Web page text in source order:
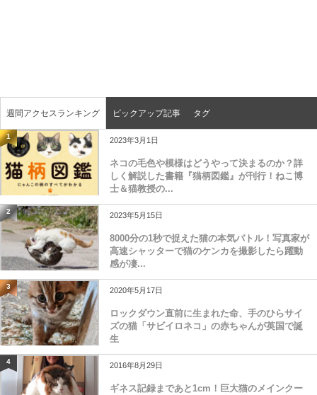
週間アクセスランキング ピックアップ記事 タグ
1 2023年3月1日
ネコの毛色や模様はどうやって決まるのか？詳
しく解説した書籍『猫柄図鑑』が刊行！ねこ博
士＆猫教授の...
2 2023年5月15日
8000分の1秒で捉えた猫の本気バトル！写真家が
高速シャッターで猫のケンカを撮影したら躍動
感が凄...
3 2020年5月17日
ロックダウン直前に生まれた命、手のひらサイ
ズの猫「サビイロネコ」の赤ちゃんが英国で誕
生
4 2016年8月29日
ギネス記録まであと1cm！巨大猫のメインクー